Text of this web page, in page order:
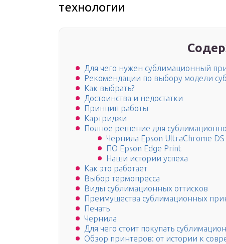
технологии
Для чего нужен сублимационный
Рекомендации по выбору модели
Как выбрать?
Достоинства и недостатки
Принцип работы
Картриджи
Полное решение для
Чернила Epson UltraChrome DS
ПО Epson Edge Print
Наши истории успеха
Как это работает
Выбор термопресса
Виды сублимационных оттисков
Преимущества сублимационных
Печать
Чернила
Для чего стоит покупать
Обзор принтеров: от истории к